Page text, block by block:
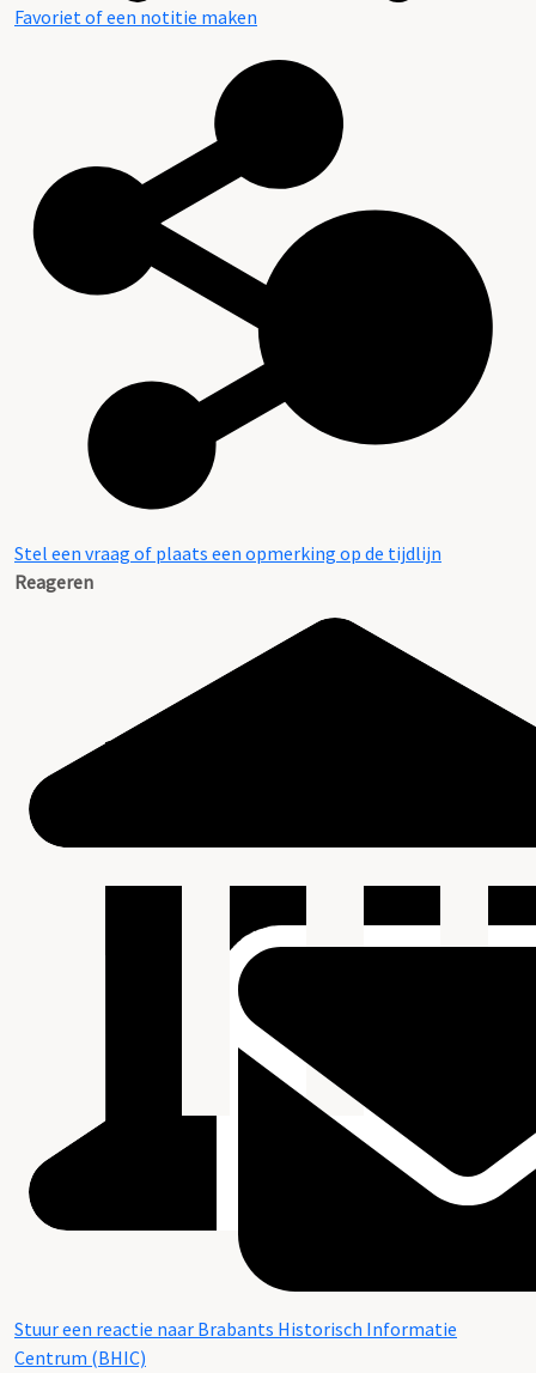
Favoriet of een notitie maken
Stel een vraag of plaats een opmerking op de tijdlijn
Reageren
Stuur een reactie naar Brabants Historisch Informatie
Centrum (BHIC)